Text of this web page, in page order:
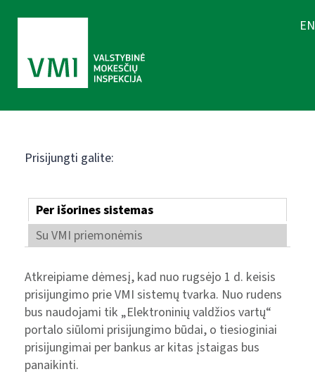
EN
Prisijungti galite:
Per išorines sistemas
Su VMI priemonėmis
Atkreipiame dėmesį, kad nuo rugsėjo 1 d. keisis
prisijungimo prie VMI sistemų tvarka. Nuo rudens
bus naudojami tik „Elektroninių valdžios vartų“
portalo siūlomi prisijungimo būdai, o tiesioginiai
prisijungimai per bankus ar kitas įstaigas bus
panaikinti.